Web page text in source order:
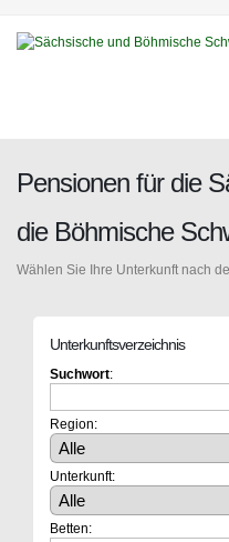
Pensionen für die
die Böhmische
Wählen Sie Ihre Unterkunft nach
Unterkunftsverzeichnis
Suchwort:
Region:
Unterkunft:
Betten: